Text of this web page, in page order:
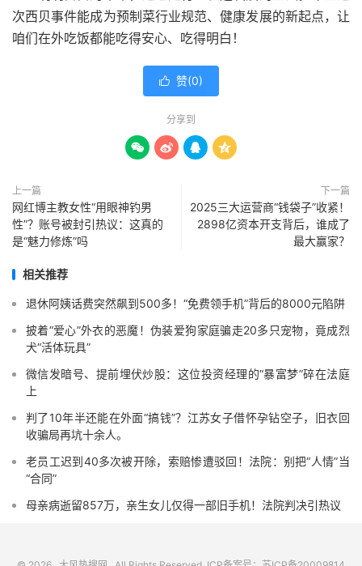
次西贝事件能成为预制菜行业规范、健康发展的新起点，让
咱们在外吃饭都能吃得安心、吃得明白！
 赞(0)
分享到
   
上一篇
网红博主教女性“用眼神钓男
性”？账号被封引热议：这真的
是“魅力修炼”吗
下一篇
2025三大运营商“钱袋子”收紧！
2898亿资本开支背后，谁成了
最大赢家？
相关推荐
退休阿姨话费突然飙到500多！“免费领手机”背后的8000元陷阱
披着“爱心”外衣的恶魔！伪装爱狗家庭骗走20多只宠物，竟成烈
犬“活体玩具”
微信发暗号、提前埋伏炒股：这位投资经理的“暴富梦”碎在法庭
上
判了10年半还能在外面“搞钱”？江苏女子借怀孕钻空子，旧衣回
收骗局再坑十余人。
老员工迟到40多次被开除，索赔惨遭驳回！法院：别把“人情”当
“合同”
母亲病逝留857万，亲生女儿仅得一部旧手机！法院判决引热议